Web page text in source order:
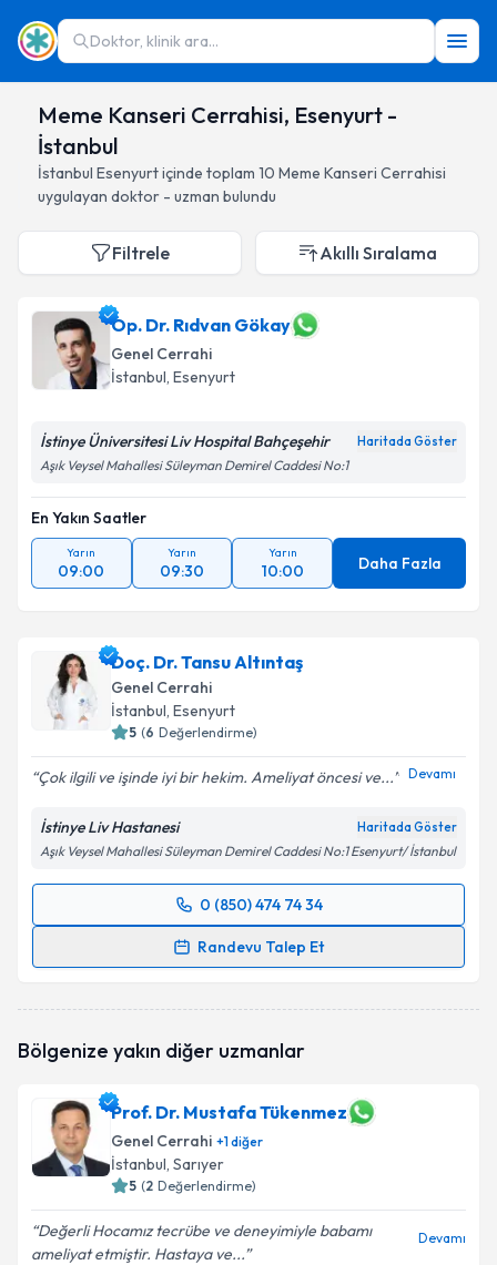
Doktor, klinik ara...
Meme Kanseri Cerrahisi, Esenyurt -
İstanbul
İstanbul Esenyurtiçinde toplam 10 Meme Kanseri Cerrahisi
uygulayan doktor - uzman bulundu
Filtrele Akıllı Sıralama
Op. Dr. Rıdvan Gökay
Genel Cerrahi
İstanbul, Esenyurt
İstinye Üniversitesi Liv Hospital Bahçeşehir Haritada Göster
Aşık Veysel Mahallesi Süleyman Demirel Caddesi No:1
En Yakın Saatler
Yarın
09:00
Yarın
09:30
Yarın
10:00 Daha Fazla
Doç. Dr. Tansu Altıntaş
Genel Cerrahi
İstanbul, Esenyurt
5 (6 Değerlendirme)
Çok ilgili ve işinde iyi bir hekim. Ameliyat öncesi ve... Devamı
İstinye Liv Hastanesi Haritada Göster
Aşık Veysel Mahallesi Süleyman Demirel Caddesi No:1 Esenyurt/ İstanbul
0 (850) 474 74 34
Randevu Talep Et
Randevu Takvimi Talebi
oluşturun. Size bu uzmandan randevu almanız için bir
Kişisel verilerimin işlenmesine ilişkin
Metni'ni okudum ve kişisel verilerimin belirtilen
kapsamda işlenmesini kabul ediyorum.
Bölgenize yakın diğer uzmanlar
Prof. Dr. Mustafa Tükenmez
Genel Cerrahi +1diğer
İstanbul, Sarıyer
5 (2 Değerlendirme)
Değerli Hocamız tecrübe ve deneyimiyle babamı
ameliyat etmiştir. Hastaya ve...
Devamı